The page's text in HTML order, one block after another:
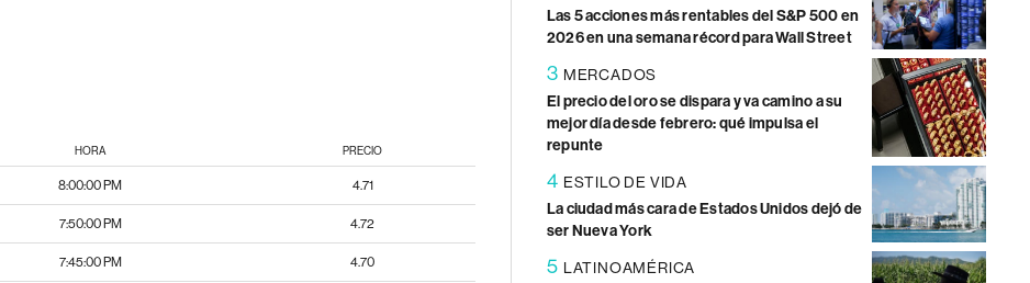
HORA PRECIO
8:00:00 PM 4.71
7:50:00 PM 4.72
7:45:00 PM 4.70
Las 5 acciones más rentables del S&P 500 en
2026 en una semana récord para Wall Street
3 MERCADOS
El precio del oro se dispara y va camino a su
mejor día desde febrero: qué impulsa el
repunte
4 ESTILO DE VIDA
La ciudad más cara de Estados Unidos dejó de
ser Nueva York
5 LATINOAMÉRICA